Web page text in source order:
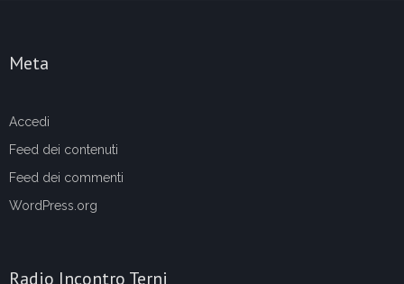
Meta
Accedi
Feed dei contenuti
Feed dei commenti
WordPress.org
Radio Incontro Terni